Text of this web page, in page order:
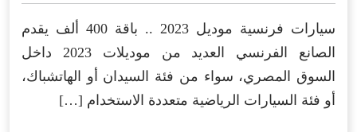
سيارات فرنسية موديل 2023 .. باقة 400 ألف يقدم
الصانع الفرنسي العديد من موديلات 2023 داخل
السوق المصري، سواء من فئة السيدان أو الهاتشباك،
أو فئة السيارات الرياضية متعددة الاستخدام […]